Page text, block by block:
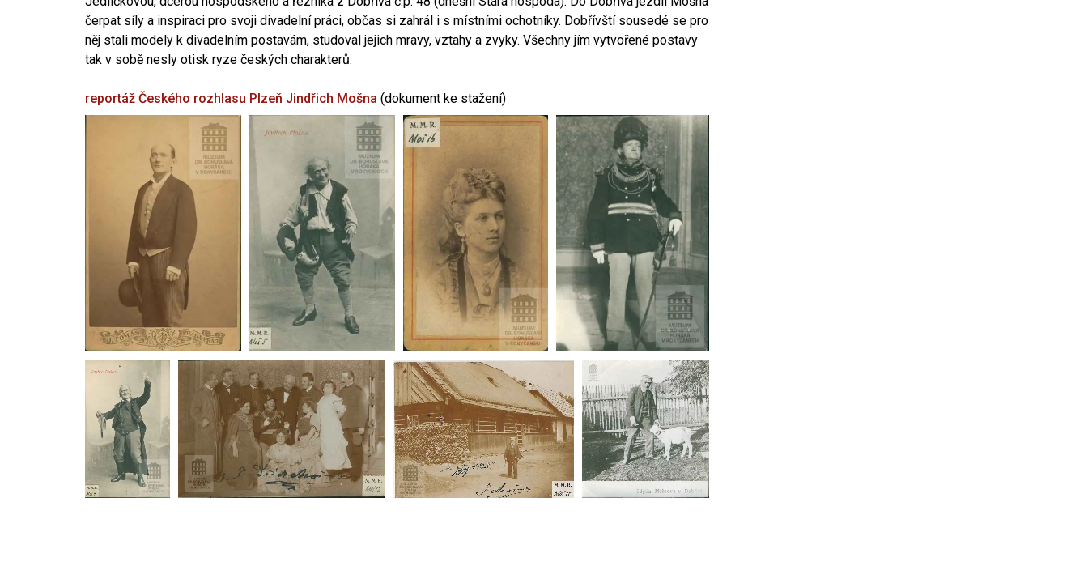
čerpat síly a inspiraci pro svoji divadelní práci, občas si zahrál i s místními ochotníky. Dobřívští sousedé se pro
něj stali modely k divadelním postavám, studoval jejich mravy, vztahy a zvyky. Všechny jím vytvořené postavy
tak v sobě nesly otisk ryze českých charakterů.
reportáž Českého rozhlasu Plzeň Jindřich Mošna (dokument ke stažení)